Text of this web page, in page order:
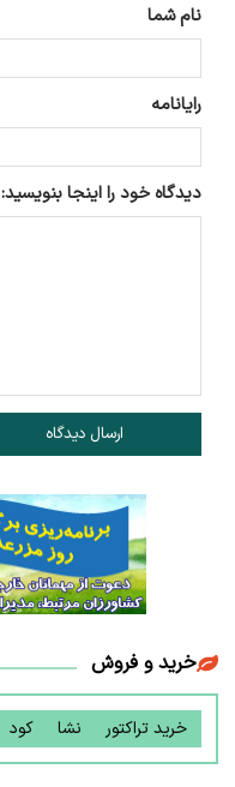
نام شما
رایانامه
دیدگاه خود را اینجا بنویسید:
ارسال دیدگاه
خرید و فروش
خرید تراکتور نشا کود